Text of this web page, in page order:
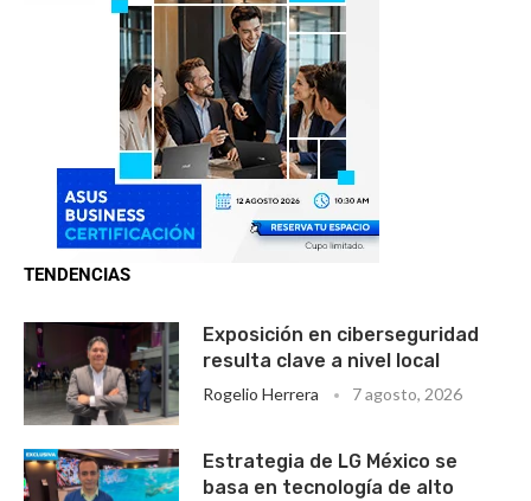
TENDENCIAS
Exposición en ciberseguridad
resulta clave a nivel local
Rogelio Herrera 7 agosto, 2026
Estrategia de LG México se
basa en tecnología de alto